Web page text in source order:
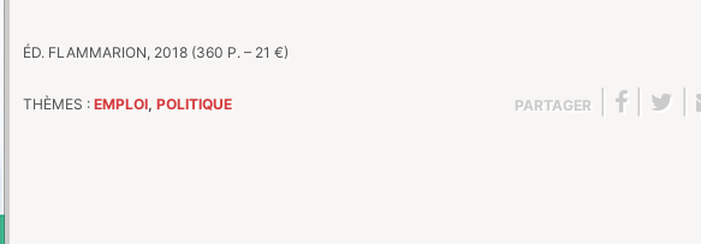
ÉD. FLAMMARION, 2018 (360 P. – 21 €)
THÈMES : EMPLOI, POLITIQUE PARTAGER